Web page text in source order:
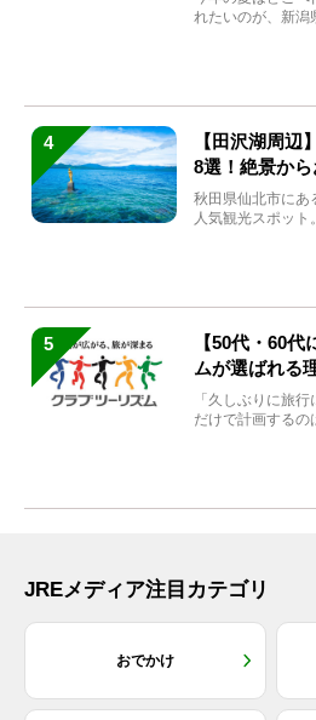
れたいのが、新潟
4
【田沢湖周辺
8選！絶景か
秋田県仙北市にあ
人気観光スポット
5
【50代・60
ムが選ばれる
「久しぶりに旅
だけで計画するの
JREメディア注目カテゴリ
おでかけ